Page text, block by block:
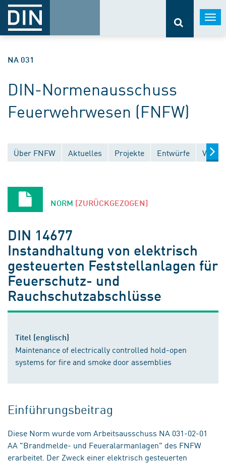
NA 031
DIN-Normenausschuss
Feuerwehrwesen (FNFW)
Über FNFW Aktuelles Projekte Entwürfe
NORM [ZURÜCKGEZOGEN]
DIN 14677
Instandhaltung von elektrisch
gesteuerten Feststellanlagen für
Feuerschutz- und
Rauchschutzabschlüsse
Titel (englisch)
Maintenance of electrically controlled hold-open
systems for fire and smoke door assemblies
Einführungsbeitrag
Diese Norm wurde vom Arbeitsausschuss NA 031-02-01
AA "Brandmelde- und Feueralarmanlagen" des FNFW
erarbeitet. Der Zweck einer elektrisch gesteuerten